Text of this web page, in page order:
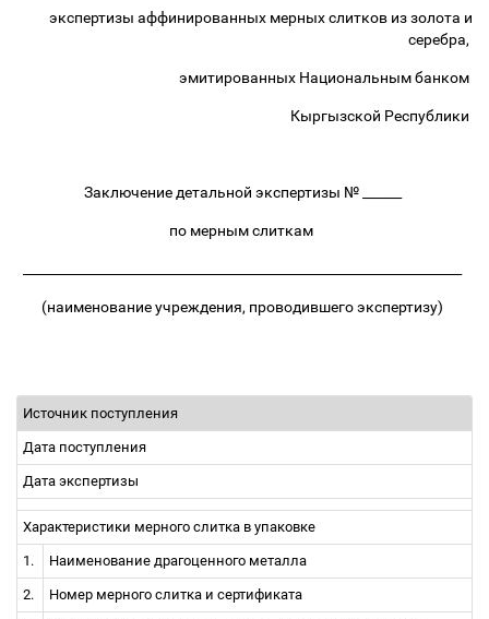
экспертизы аффинированных мерных слитков из золота и
серебра,
эмитированных Национальным банком
Кыргызской Республики
Заключение детальной экспертизы № ______
по мерным слиткам
(наименование учреждения, проводившего экспертизу)
Источник поступления
Дата поступления
Дата экспертизы
Характеристики мерного слитка в упаковке
1. Наименование драгоценного металла
2. Номер мерного слитка и сертификата